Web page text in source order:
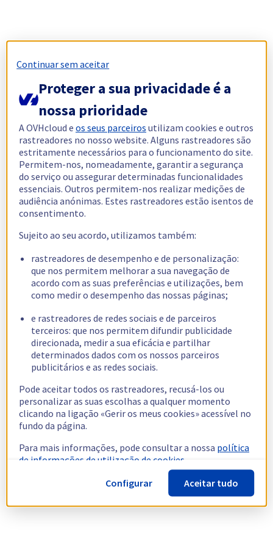
Continuar sem aceitar
Proteger a sua privacidade é a
nossa prioridade
A OVHcloud eos seus parceiros utilizam cookies e outros
rastreadores no nosso website. Alguns rastreadores são
estritamente necessários para o funcionamento do site.
Permitem-nos, nomeadamente, garantir a segurança
do serviço ou assegurar determinadas funcionalidades
essenciais. Outros permitem-nos realizar medições de
audiência anónimas. Estes rastreadores estão isentos de
consentimento.
Sujeito ao seu acordo, utilizamos também:
rastreadores de desempenho e de personalização:
que nos permitem melhorar a sua navegação de
acordo com as suas preferências e utilizações, bem
como medir o desempenho das nossas páginas;
e rastreadores de redes sociais e de parceiros
terceiros: que nos permitem difundir publicidade
direcionada, medir a sua eficácia e partilhar
determinados dados com os nossos parceiros
publicitários e as redes sociais.
Pode aceitar todos os rastreadores, recusá-los ou
personalizar as suas escolhas a qualquer momento
clicando na ligação «Gerir os meus cookies» acessível no
fundo da página.
Para mais informações, pode consultar a nossa política
de informações de utilização de cookies.
Configurar
Aceitar tudo